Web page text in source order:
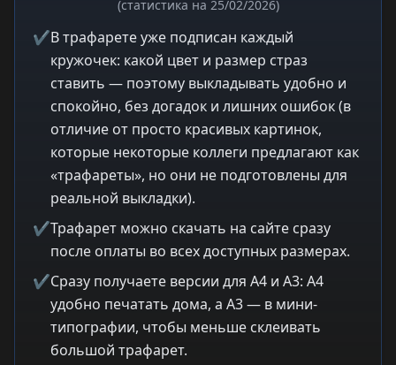
(статистика на 25/02/2026)
✔В трафарете уже подписан каждый
кружочек: какой цвет и размер страз
ставить — поэтому выкладывать удобно и
спокойно, без догадок и лишних ошибок (в
отличие от просто красивых картинок,
которые некоторые коллеги предлагают как
«трафареты», но они не подготовлены для
реальной выкладки).
✔Трафарет можно скачать на сайте сразу
после оплаты во всех доступных размерах.
✔Сразу получаете версии для A4 и A3: A4
удобно печатать дома, а A3 — в мини-
типографии, чтобы меньше склеивать
большой трафарет.